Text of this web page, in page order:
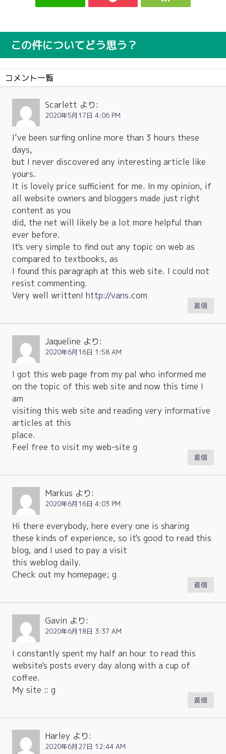
この件についてどう思う？
コメント一覧
Scarlett より:
2020年5月17日 4:06 PM
I’ve been surfing online more than 3 hours these
days,
but I never discovered any interesting article like
yours.
It is lovely price sufficient for me. In my opinion, if
all website owners and bloggers made just right
content as you
did, the net will likely be a lot more helpful than
ever before.
It's very simple to find out any topic on web as
compared to textbooks, as
I found this paragraph at this web site. I could not
resist commenting.
Very well written! http://vans.com
返信
Jaqueline より:
2020年6月16日 1:58 AM
I got this web page from my pal who informed me
on the topic of this web site and now this time I
am
visiting this web site and reading very informative
articles at this
place.
Feel free to visit my web-site g
返信
Markus より:
2020年6月16日 4:03 PM
Hi there everybody, here every one is sharing
these kinds of experience, so it's good to read this
blog, and I used to pay a visit
this weblog daily.
Check out my homepage; g
返信
Gavin より:
2020年6月18日 3:37 AM
I constantly spent my half an hour to read this
website's posts every day along with a cup of
coffee.
My site :: g
返信
Harley より:
2020年6月27日 12:44 AM